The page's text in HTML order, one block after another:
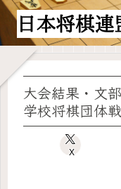
大会結果・文
学校将棋団体
X